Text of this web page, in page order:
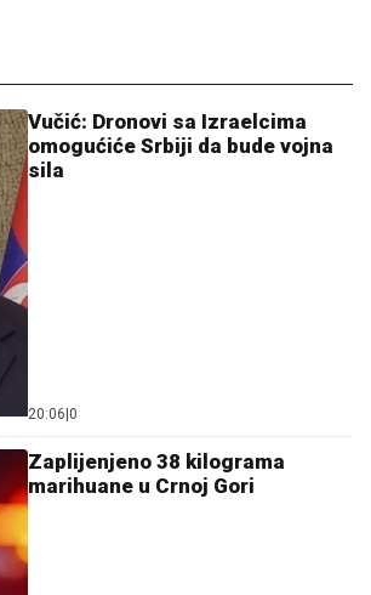
Vučić: Dronovi sa Izraelcima
omogućiće Srbiji da bude vojna
sila
20:06 0
Zaplijenjeno 38 kilograma
marihuane u Crnoj Gori